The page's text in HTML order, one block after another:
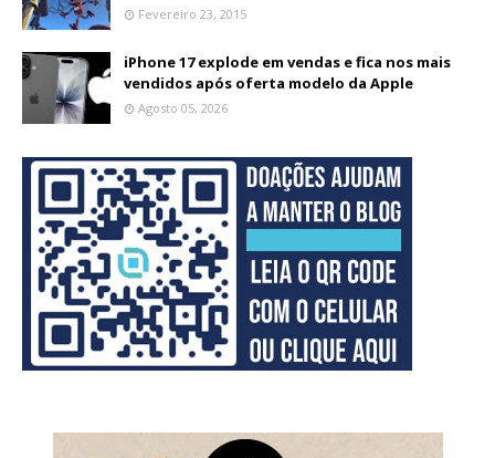
Fevereiro 23, 2015
iPhone 17 explode em vendas e fica nos mais
vendidos após oferta modelo da Apple
Agosto 05, 2026